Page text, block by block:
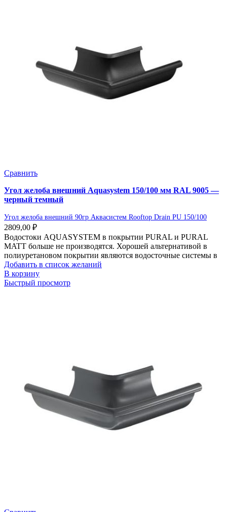
Сравнить
Угол желоба внешний Aquasystem 150/100 мм RAL 9005 —
черный темный
Угол желоба внешний 90гр Аквасистем Rooftop Drain PU 150/100
2809,00 ₽
Водостоки AQUASYSTEM в покрытии PURAL и PURAL
MATT больше не производятся. Хорошей альтернативой в
полиуретановом покрытии являются водосточные системы в
Добавить в список желаний
В корзину
Быстрый просмотр